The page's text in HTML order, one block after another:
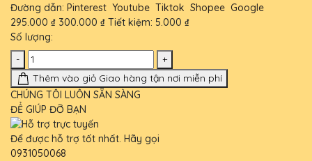
Đường dẫn: Pinterest Youtube Tiktok Shopee Google
295.000 ₫ 300.000 ₫ Tiết kiệm: 5.000 ₫
Số lượng:
-
+
Thêm vào giỏ Giao hàng tận nơi miễn phí
CHÚNG TÔI LUÔN SẴN SÀNG
ĐỂ GIÚP ĐỠ BẠN
Để được hỗ trợ tốt nhất. Hãy gọi
0931050068